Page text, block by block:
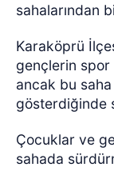
sahalarından
Karaköprü
gençlerin
ancak bu
gösterdiğinde
Çocuklar ve
sahada